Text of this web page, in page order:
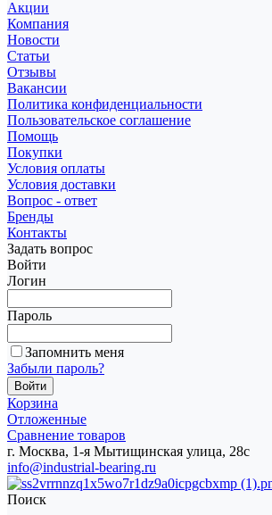
Акции
Компания
Новости
Статьи
Отзывы
Вакансии
Политика конфиденциальности
Пользовательское соглашение
Помощь
Покупки
Условия оплаты
Условия доставки
Вопрос - ответ
Бренды
Контакты
Задать вопрос
Войти
Логин
Пароль
Запомнить меня
Забыли пароль?
Корзина
Отложенные
Сравнение товаров
г. Москва, 1-я Мытищинская улица, 28с
info@industrial-bearing.ru
Поиск